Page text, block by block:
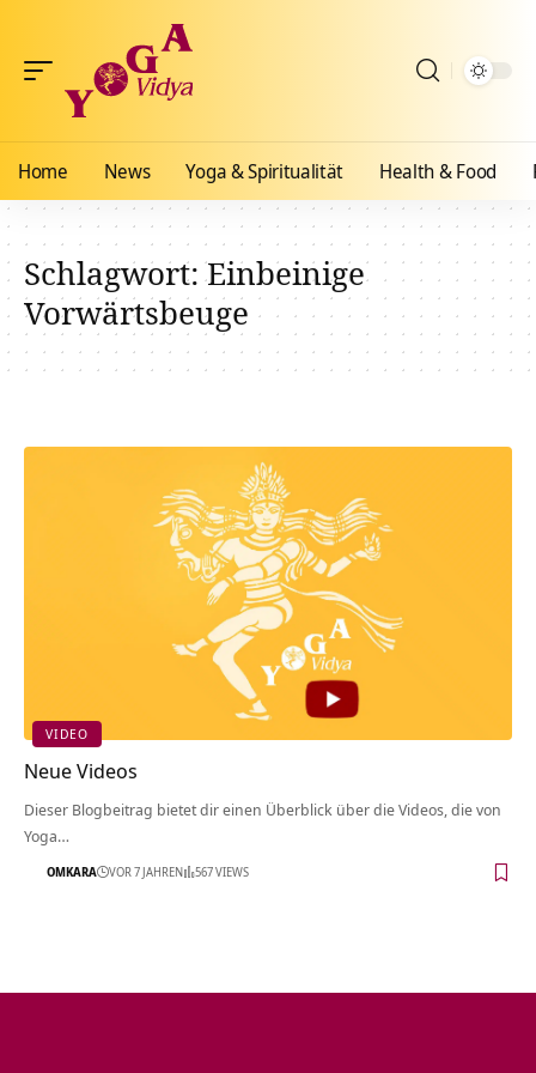
Home News Yoga & Spiritualität Health & Food
Schlagwort:Einbeinige
Vorwärtsbeuge
VIDEO
Neue Videos
Dieser Blogbeitrag bietet dir einen Überblick über die Videos, die von
Yoga…
OMKARA VOR 7 JAHREN 567 VIEWS